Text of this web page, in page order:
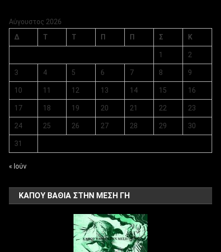
Αύγουστος 2026
Δ
Τ Τ Π Π Σ Κ
1 2
3 4 5 6 7 8 9
10 11 12 13 14 15 16
17 18 19 20 21 22 23
24 25 26 27 28 29 30
31
« Ιούν
ΚΑΠΟΥ ΒΑΘΙΑ ΣΤΗΝ ΜΕΣΗ ΓΗ